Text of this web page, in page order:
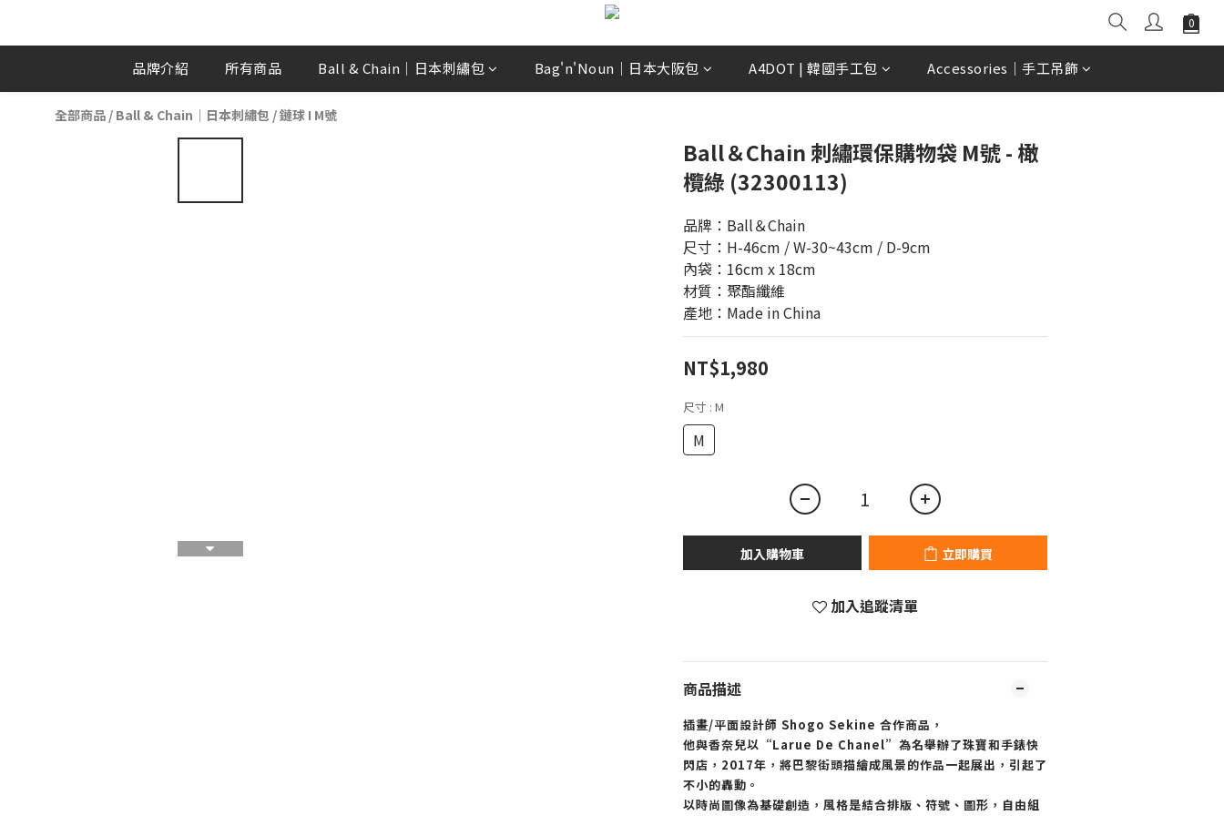
品牌介紹 所有商品 Ball & Chain｜日本刺繡包 Bag'n'Noun｜日本大阪包 A4DOT | 韓國手工包 Accessories｜手工吊飾
全部商品 / Ball & Chain｜日本刺繡包 /鏈球 I M號
Ball＆Chain 刺繡環保購物袋 M號 - 橄
欖綠 (32300113)
品牌：Ball＆Chain
尺寸：H-46cm / W-30~43cm / D-9cm
內袋：16cm x 18cm
材質：聚酯纖維
產地：Made in China
NT$1,980
尺寸 : M
M
加入購物車 立即購買
加入追蹤清單
商品描述
插畫/平面設計師 Shogo Sekine 合作商品，
他與香奈兒以“Larue De Chanel”為名舉辦了珠寶和手錶快
閃店，2017年，將巴黎街頭描繪成風景的作品一起展出，引起了
不小的轟動。
以時尚圖像為基礎創造，風格是結合排版、符號、圖形，自由組